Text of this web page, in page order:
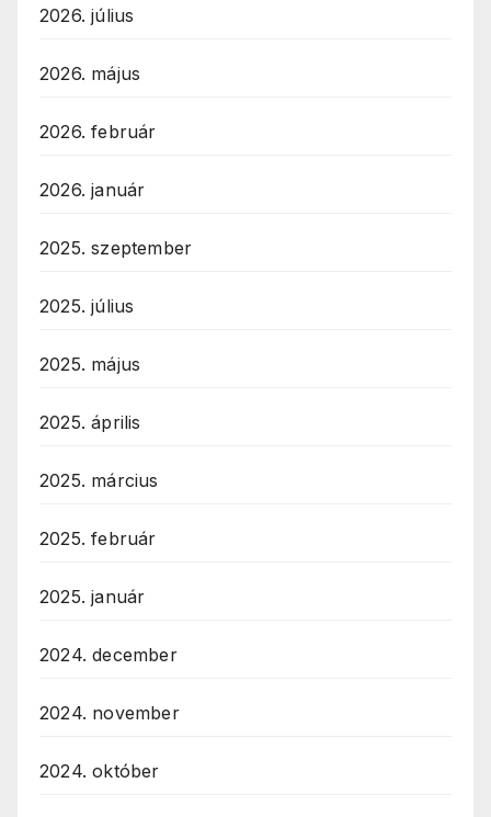
2026. július
2026. május
2026. február
2026. január
2025. szeptember
2025. július
2025. május
2025. április
2025. március
2025. február
2025. január
2024. december
2024. november
2024. október